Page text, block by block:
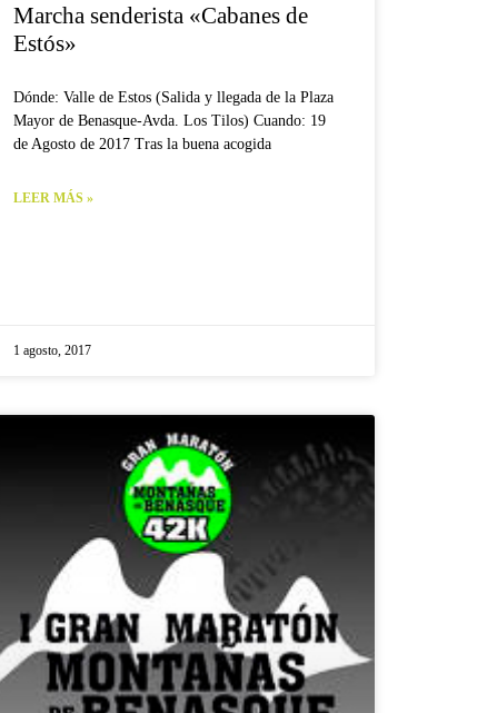
Marcha senderista «Cabanes de
Estós»
Dónde: Valle de Estos (Salida y llegada de la Plaza
Mayor de Benasque-Avda. Los Tilos) Cuando: 19
de Agosto de 2017 Tras la buena acogida
LEER MÁS »
1 agosto, 2017